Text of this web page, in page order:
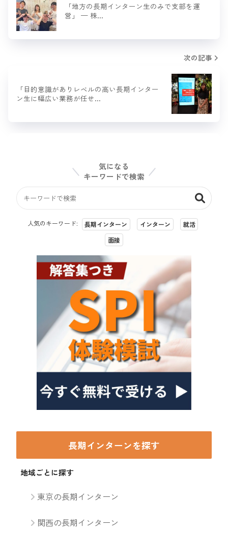
「地方の長期インターン生のみで支部を運
営」 — 株…
次の記事
「目的意識がありレベルの高い長期インター
ン生に幅広い業務が任せ…
気になる
キーワードで検索
人気のキーワード: 長期インターン インターン
就活
面接
長期インターンを探す
地域ごとに探す
東京の長期インターン
関西の長期インターン